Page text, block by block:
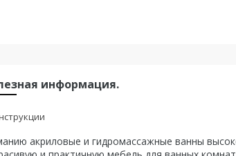
информация.
акриловые и гидромассажные ванны